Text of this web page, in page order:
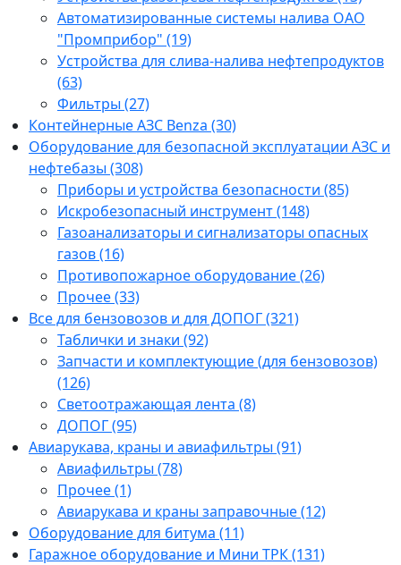
Автоматизированные системы налива ОАО
"Промприбор" (19)
Устройства для слива-налива нефтепродуктов
(63)
Фильтры (27)
Контейнерные АЗС Benza (30)
Оборудование для безопасной эксплуатации АЗС и
нефтебазы (308)
Приборы и устройства безопасности (85)
Искробезопасный инструмент (148)
Газоанализаторы и сигнализаторы опасных
газов (16)
Противопожарное оборудование (26)
Прочее (33)
Все для бензовозов и для ДОПОГ (321)
Таблички и знаки (92)
Запчасти и комплектующие (для бензовозов)
(126)
Светоотражающая лента (8)
ДОПОГ (95)
Авиарукава, краны и авиафильтры (91)
Авиафильтры (78)
Прочее (1)
Авиарукава и краны заправочные (12)
Оборудование для битума (11)
Гаражное оборудование и Мини ТРК (131)